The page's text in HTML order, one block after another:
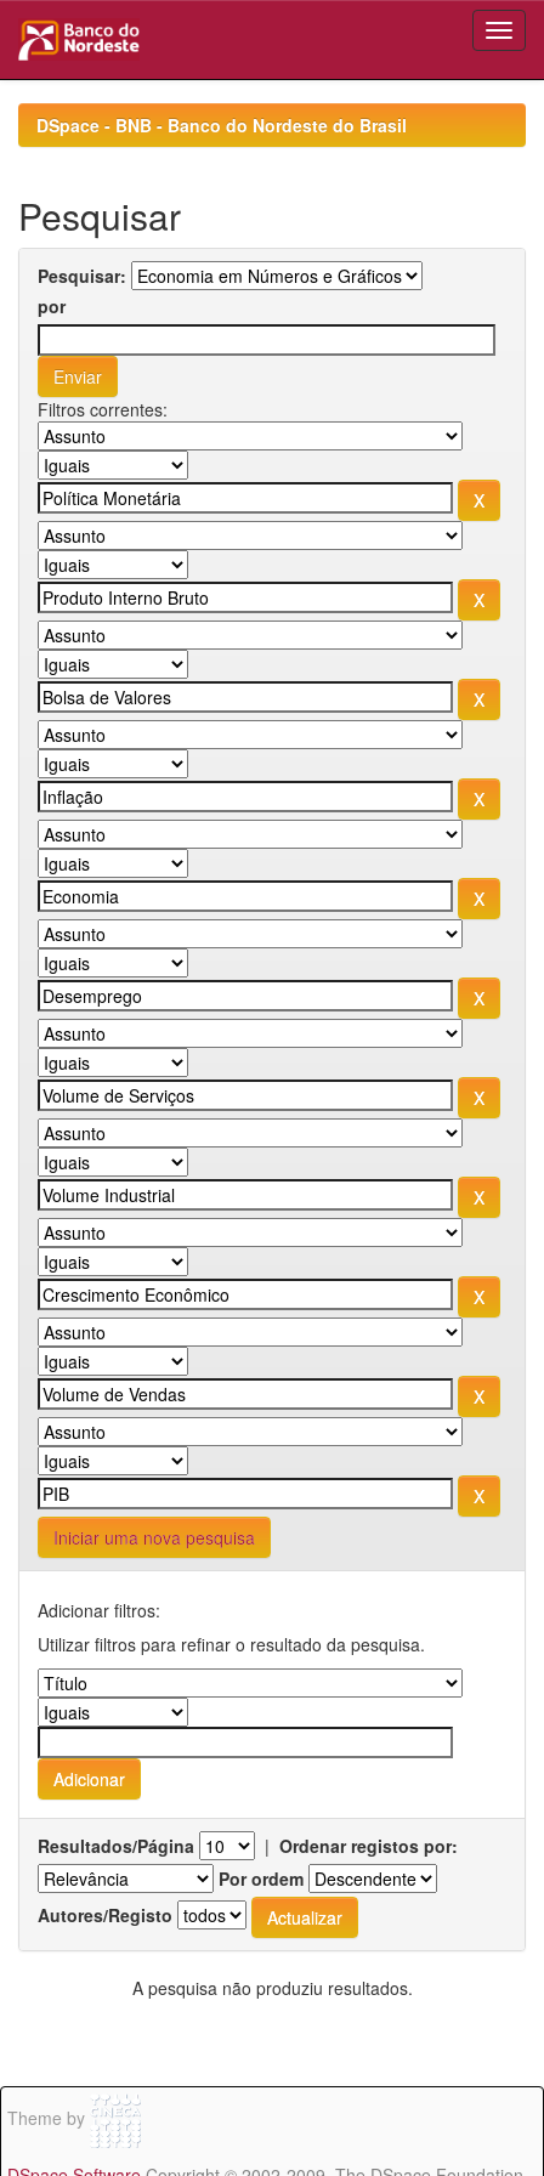
navigationDSpace - BNB - Banco do Nordeste do Brasil
Pesquisar
Pesquisar:
por
Filtros correntes:
Iniciar uma nova pesquisa
Adicionar filtros:
Utilizar filtros para refinar o resultado da pesquisa.
Resultados/Página | Ordenar registos por:
Por ordem
Autores/Registo
A pesquisa não produziu resultados.
Theme by